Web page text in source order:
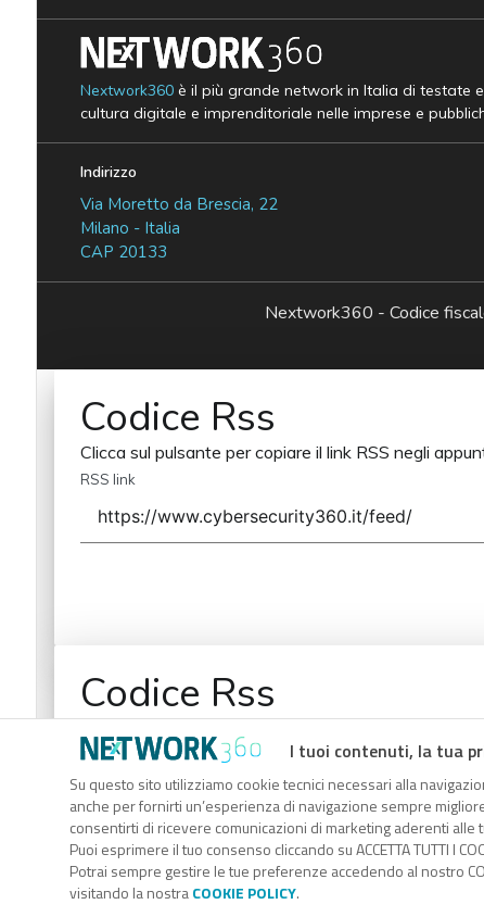
I tuoi contenuti, la tua
Su questo sito utilizziamo cookie tecnici necessari alla
anche per fornirti un’esperienza di navigazione sempre
consentirti di ricevere comunicazioni di marketing aderenti
Puoi esprimere il tuo consenso cliccando su ACCETTA TUTTI I
Potrai sempre gestire le tue preferenze accedendo al nostro
visitando la nostraCOOKIE POLICY.
Nextwork360è il più grande network in Italia di testate
cultura digitale e imprenditoriale nelle imprese e
Indirizzo
Via Moretto da Brescia, 22
Milano - Italia
CAP 20133
Nextwork360 - Codice
Codice Rss
Clicca sul pulsante per copiare il link RSS negli
RSS link
Codice Rss
RSS link